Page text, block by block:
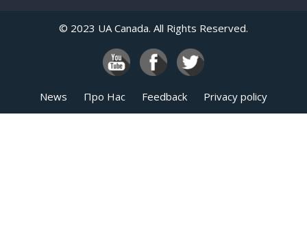
© 2023 UA Canada. All Rights Reserved.
News Про Нас Feedback Privacy policy